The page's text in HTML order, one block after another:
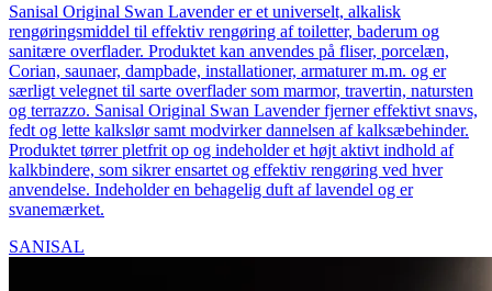
Sanisal Original Swan Lavender er et universelt, alkalisk
rengøringsmiddel til effektiv rengøring af toiletter, baderum og
sanitære overflader. Produktet kan anvendes på fliser, porcelæn,
Corian, saunaer, dampbade, installationer, armaturer m.m. og er
særligt velegnet til sarte overflader som marmor, travertin, natursten
og terrazzo. Sanisal Original Swan Lavender fjerner effektivt snavs,
fedt og lette kalkslør samt modvirker dannelsen af kalksæbehinder.
Produktet tørrer pletfrit op og indeholder et højt aktivt indhold af
kalkbindere, som sikrer ensartet og effektiv rengøring ved hver
anvendelse. Indeholder en behagelig duft af lavendel og er
svanemærket.
SANISAL